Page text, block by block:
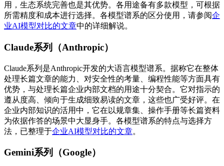
用，生态系统完善也是其优势。各用途备有多款模型，可根据
所需精度和成本进行选择。各模型谱系的区分使用，请参阅企
业AI模型对比的文章中的详细解说。
Claude系列（Anthropic）
Claude系列是Anthropic开发的大语言模型谱系。据称它在整体
处理长篇文章的能力、对安全性的考量、编程性能等方面具有
优势，与处理长篇企业内部文档的用途十分契合。它对指示的
遵从度高、倾向于生成细致易读的文章，这些也广受好评。在
企业内部知识的活用中，它在以规章集、操作手册等长篇资料
为依据作答的场景中大显身手。各模型谱系的特点与选择方
法，已整理于企业AI模型对比的文章。
Gemini系列（Google）